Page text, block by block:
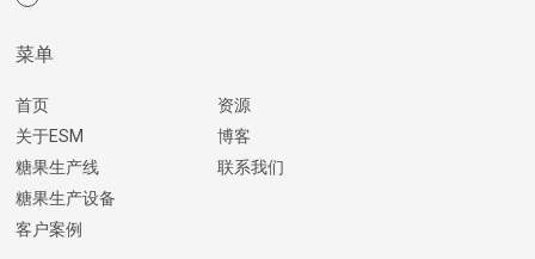
菜单
首页
关于ESM
糖果生产线
糖果生产设备
客户案例
资源
博客
联系我们